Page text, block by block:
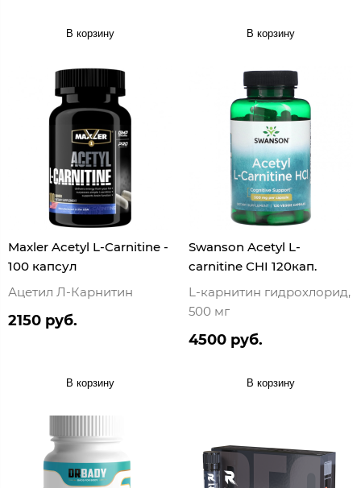
В корзину В корзину
Maxler Acetyl L-Carnitine -
100 капсул
Ацетил Л-Карнитин
2150 руб.
В корзину
Swanson Acetyl L-
carnitine CHI 120кап.
L-карнитин гидрохлорид,
500 мг
4500 руб.
В корзину